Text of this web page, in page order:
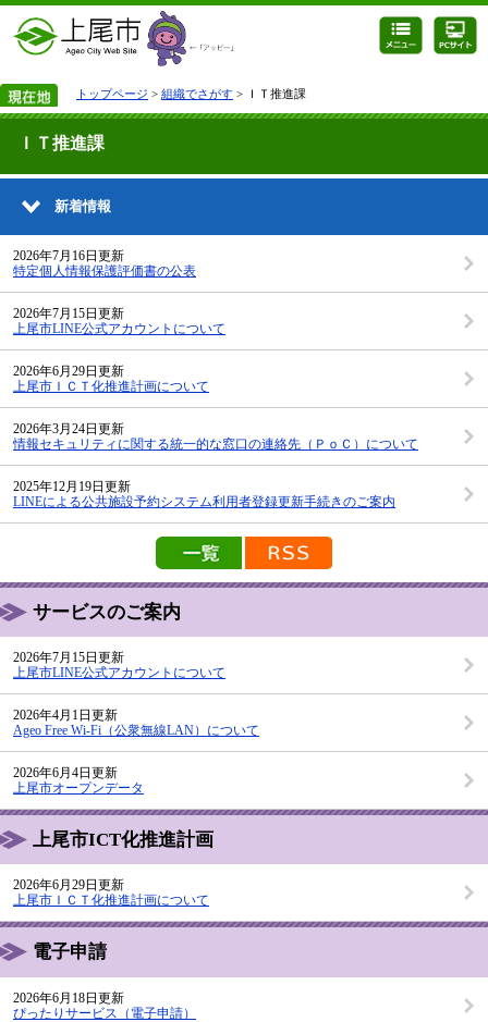
トップページ > 組織でさがす > ＩＴ推進課
ＩＴ推進課
新着情報
2026年7月16日更新
特定個人情報保護評価書の公表
2026年7月15日更新
上尾市LINE公式アカウントについて
2026年6月29日更新
上尾市ＩＣＴ化推進計画について
2026年3月24日更新
情報セキュリティに関する統一的な窓口の連絡先（ＰｏＣ）について
2025年12月19日更新
LINEによる公共施設予約システム利用者登録更新手続きのご案内
新着情報の一覧を見る
サービスのご案内
2026年7月15日更新
上尾市LINE公式アカウントについて
2026年4月1日更新
Ageo Free Wi-Fi（公衆無線LAN）について
2026年6月4日更新
上尾市オープンデータ
上尾市ICT化推進計画
2026年6月29日更新
上尾市ＩＣＴ化推進計画について
電子申請
2026年6月18日更新
ぴったりサービス（電子申請）